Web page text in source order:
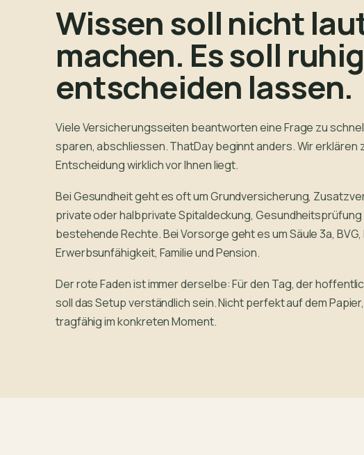
Wissen soll nicht
machen. Es soll
entscheiden lassen.
Viele Versicherungsseiten beantworten eine Frage zu
sparen, abschliessen. ThatDay beginnt anders. Wir erklären
Entscheidung wirklich vor Ihnen liegt.
Bei Gesundheit geht es oft um Grundversicherung,
private oder halbprivate Spitaldeckung, Gesundheitsprüfung
bestehende Rechte. Bei Vorsorge geht es um Säule 3a, BVG,
Erwerbsunfähigkeit, Familie und Pension.
Der rote Faden ist immer derselbe: Für den Tag, der
soll das Setup verständlich sein. Nicht perfekt auf dem
tragfähig im konkreten Moment.